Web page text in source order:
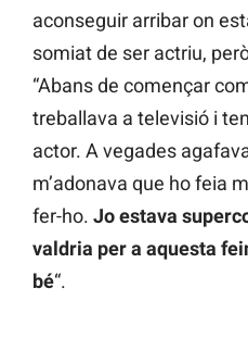
aconseguir arribar on
somiat de ser actriu,
“Abans de començar
treballava a televisió i
actor. A vegades
m’adonava que ho feia
fer-ho. Jo estava
valdria per a aquesta
bé“.